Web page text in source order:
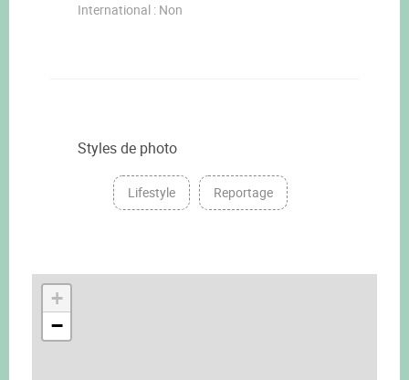
International : Non
Styles de photo
Lifestyle Reportage
+
−